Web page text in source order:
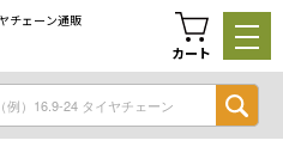
チェーン通販
カート